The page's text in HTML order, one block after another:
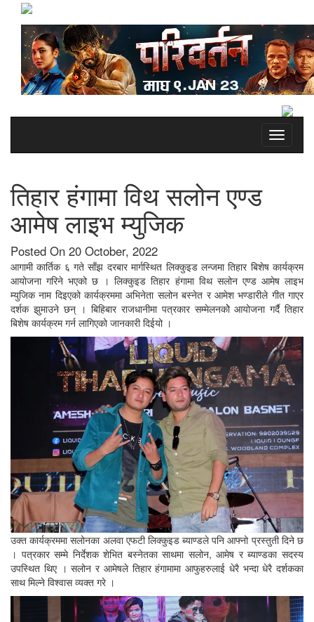
Toggle
तिहार हंगामा विथ सलोन एण्ड
आमेष लाइभ म्युजिक
Posted On 20 October, 2022
आगामी कार्तिक ६ गते साँझ दरबार मार्गस्थित लिक्कुइड लन्जमा तिहार बिशेष कार्यक्रम
आयोजना गरिने भएको छ । लिक्कुइड तिहार हंगामा विथ सलोन एण्ड आमेष लाइभ
म्युजिक नाम दिइएको कार्यक्रममा अभिनेता सलोन बस्नेत र आमेश भण्डारीले गीत गाएर
दर्शक झुमाउने छन् । बिहिबार राजधानीमा पत्रकार सम्मेलनकोे आयोजना गर्दै तिहार
बिशेष कार्यक्रम गर्न लागिएको जानकारी दिईयो ।
उक्त कार्यक्रममा सलोनका अलवा एफटी लिक्कुइड ब्याण्डले पनि आफ्नो प्रस्तुती दिने छ
। पत्रकार सम्मे निर्देशक शेभित बस्नेतका साथमा सलोन, आमेष र ब्याण्डका सदस्य
उपस्थित थिए । सलोन र आमेषले तिहार हंगामामा आफुहरुलाई धेरै भन्दा धेरै दर्शकका
साथ मिल्ने विश्वास व्यक्त गरे ।